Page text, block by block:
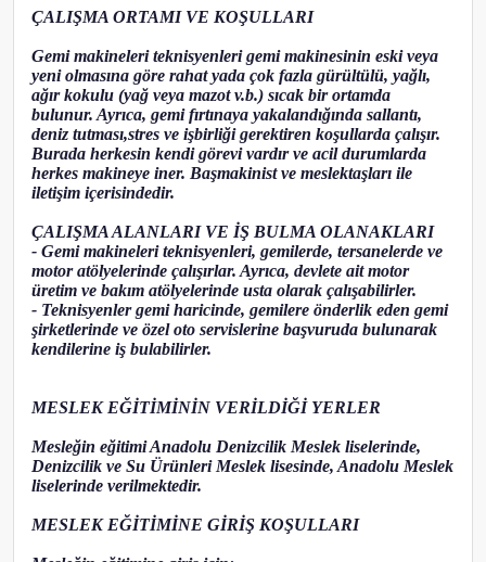
ÇALIŞMA ORTAMI VE KOŞULLARI
Gemi makineleri teknisyenleri gemi makinesinin eski veya
yeni olmasına göre rahat yada çok fazla gürültülü, yağlı,
ağır kokulu (yağ veya mazot v.b.) sıcak bir ortamda
bulunur. Ayrıca, gemi fırtınaya yakalandığında sallantı,
deniz tutması,stres ve işbirliği gerektiren koşullarda çalışır.
Burada herkesin kendi görevi vardır ve acil durumlarda
herkes makineye iner. Başmakinist ve meslektaşları ile
iletişim içerisindedir.
ÇALIŞMA ALANLARI VE İŞ BULMA OLANAKLARI
- Gemi makineleri teknisyenleri, gemilerde, tersanelerde ve
motor atölyelerinde çalışırlar. Ayrıca, devlete ait motor
üretim ve bakım atölyelerinde usta olarak çalışabilirler.
- Teknisyenler gemi haricinde, gemilere önderlik eden gemi
şirketlerinde ve özel oto servislerine başvuruda bulunarak
kendilerine iş bulabilirler.
MESLEK EĞİTİMİNİN VERİLDİĞİ YERLER
Mesleğin eğitimi Anadolu Denizcilik Meslek liselerinde,
Denizcilik ve Su Ürünleri Meslek lisesinde, Anadolu Meslek
liselerinde verilmektedir.
MESLEK EĞİTİMİNE GİRİŞ KOŞULLARI